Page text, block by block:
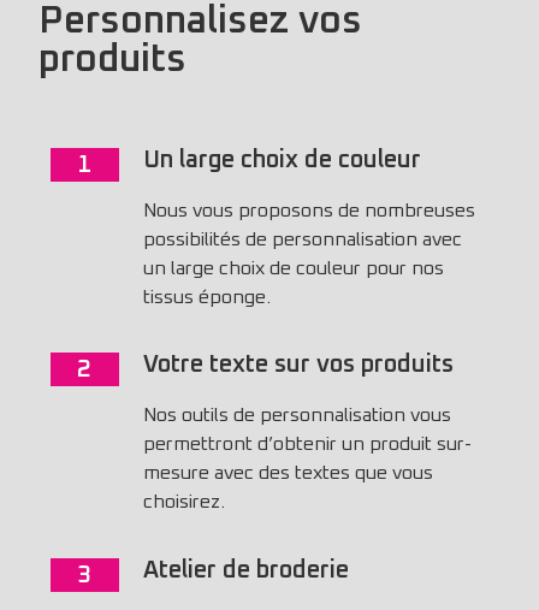
Personnalisez vos
produits
1 Un large choix de couleur
Nous vous proposons de nombreuses
possibilités de personnalisation avec
un large choix de couleur pour nos
tissus éponge.
2 Votre texte sur vos produits
Nos outils de personnalisation vous
permettront d’obtenir un produit sur-
mesure avec des textes que vous
choisirez.
3 Atelier de broderie